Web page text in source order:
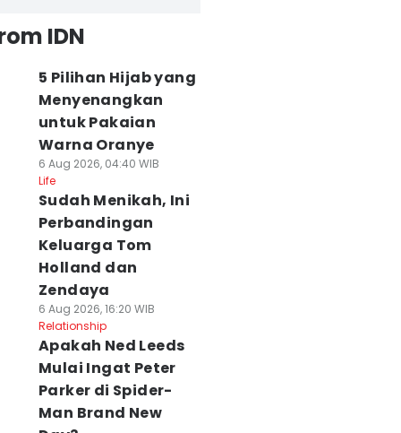
IDN
5 Pilihan Hijab yang
Menyenangkan
untuk Pakaian
Warna Oranye
6 Aug 2026, 04:40 WIB
Life
Sudah Menikah, Ini
Perbandingan
Keluarga Tom
Holland dan
Zendaya
6 Aug 2026, 16:20 WIB
Relationship
Apakah Ned Leeds
Mulai Ingat Peter
Parker di Spider-
Man Brand New